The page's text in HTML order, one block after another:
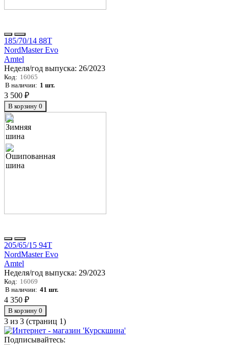
185/70/14 88T
NordMaster Evo
Amtel
Неделя/год выпуска: 26/2023
Код: 16065
В наличии: 1 шт.
3 500 ₽
В корзину 0
205/65/15 94T
NordMaster Evo
Amtel
Неделя/год выпуска: 29/2023
Код: 16069
В наличии: 41 шт.
4 350 ₽
В корзину 0
3 из 3 (страниц 1)
Подписывайтесь: